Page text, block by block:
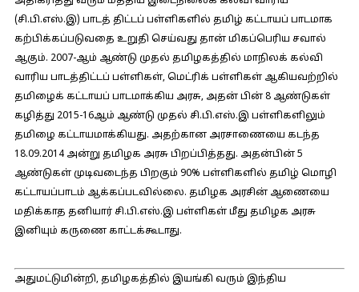
(சி.பி.எஸ்.இ) பாடத் திட்டப் பள்ளிகளில் தமிழ் கட்டாயப் பாடமாக
கற்பிக்கப்படுவதை உறுதி செய்வது தான் மிகப்பெரிய சவால்
ஆகும். 2007-ஆம் ஆண்டு முதல் தமிழகத்தில் மாநிலக் கல்வி
வாரிய பாடத்திட்டப் பள்ளிகள், மெட்ரிக் பள்ளிகள் ஆகியவற்றில்
தமிழைக் கட்டாயப் பாடமாக்கிய அரசு, அதன் பின் 8 ஆண்டுகள்
கழித்து 2015-16ஆம் ஆண்டு முதல் சி.பி.எஸ்.இ பள்ளிகளிலும்
தமிழை கட்டாயமாக்கியது. அதற்கான அரசாணையை கடந்த
18.09.2014 அன்று தமிழக அரசு பிறப்பித்தது. அதன்பின் 5
ஆண்டுகள் முடிவடைந்த பிறகும் 90% பள்ளிகளில் தமிழ் மொழி
கட்டாயப்பாடம் ஆக்கப்படவில்லை. தமிழக அரசின் ஆணையை
மதிக்காத தனியார் சி.பி.எஸ்.இ பள்ளிகள் மீது தமிழக அரசு
இனியும் கருணை காட்டக்கூடாது.
அதுமட்டுமின்றி, தமிழகத்தில் இயங்கி வரும் இந்திய